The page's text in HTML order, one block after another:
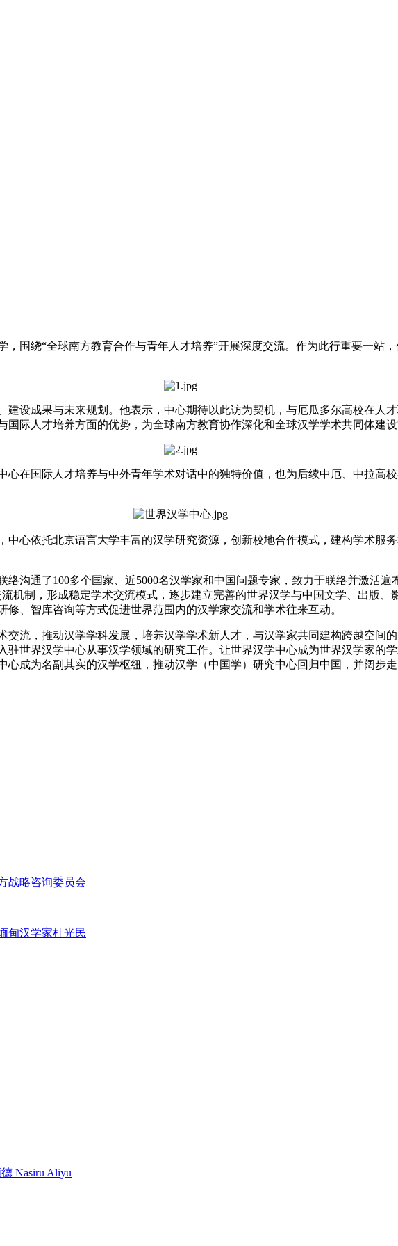
绕“全球南方教育合作与青年人才培养”开展深度交流。作为此行重要一站
建设成果与未来规划。他表示，中心期待以此访为契机，与厄瓜多尔高校在人
际人才培养方面的优势，为全球南方教育协作深化和全球汉学学术共同体建设
国际人才培养与中外青年学术对话中的独特价值，也为后续中厄、中拉高
依托北京语言大学丰富的汉学研究资源，创新校地合作模式，建构学术服
通了100多个国家、近5000名汉学家和中国问题专家，致力于联络并激活遍
机制，形成稳定学术交流模式，逐步建立完善的世界汉学与中国文学、出版
、智库咨询等方式促进世界范围内的汉学家交流和学术往来互动。
，推动汉学学科发展，培养汉学学术新人才，与汉学家共同建构跨越空间
世界汉学中心从事汉学领域的研究工作。让世界汉学中心成为世界汉学家的
成为名副其实的汉学枢纽，推动汉学（中国学）研究中心回归中国，并阔步走
战略咨询委员会
甸汉学家杜光民
德 Nasiru Aliyu